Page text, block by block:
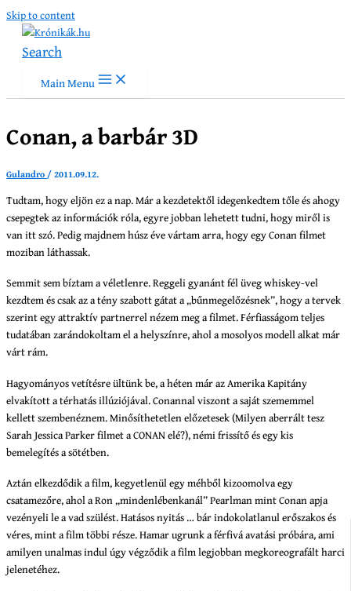
Skip to content
Search
Main Menu
Conan, a barbár 3D
Gulandro /2011.09.12.
Tudtam, hogy eljön ez a nap. Már a kezdetektől idegenkedtem tőle és ahogy
csepegtek az információk róla, egyre jobban lehetett tudni, hogy miről is
van itt szó. Pedig majdnem húsz éve vártam arra, hogy egy Conan filmet
moziban láthassak.
Semmit sem bíztam a véletlenre. Reggeli gyanánt fél üveg whiskey-vel
kezdtem és csak az a tény szabott gátat a „bűnmegelőzésnek”, hogy a tervek
szerint egy attraktív partnerrel nézem meg a filmet. Férfiasságom teljes
tudatában zarándokoltam el a helyszínre, ahol a mosolyos modell alkat már
várt rám.
Hagyományos vetítésre ültünk be, a héten már az Amerika Kapitány
elvakított a térhatás illúziójával. Conannal viszont a saját szememmel
kellett szembenéznem. Minősíthetetlen előzetesek (Milyen aberrált tesz
Sarah Jessica Parker filmet a CONAN elé?), némi frissítő és egy kis
bemelegítés a sötétben.
Aztán elkezdődik a film, kegyetlenül egy méhből kizoomolva egy
csatamezőre, ahol a Ron „mindenlébenkanál” Pearlman mint Conan apja
vezényeli le a vad szülést. Hatásos nyitás … bár indokolatlanul erőszakos és
véres, mint a film többi része. Hamar ugrunk a férfivá avatási próbára, ami
amilyen unalmas indul úgy végződik a film legjobban megkoreografált harci
jelenetéhez.